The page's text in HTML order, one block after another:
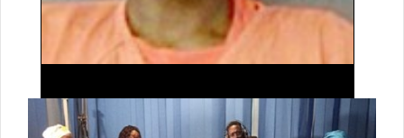
L’Antenne régionale de Kédougou de la Division nationale de